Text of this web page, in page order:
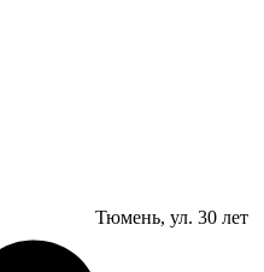
Тюмень, ул. 30 лет